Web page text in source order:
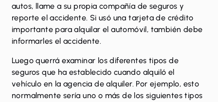
autos, llame a su propia compañía de seguros y
reporte el accidente. Si usó una tarjeta de crédito
importante para alquilar el automóvil, también debe
informarles el accidente.
Luego querrá examinar los diferentes tipos de
seguros que ha establecido cuando alquiló el
vehículo en la agencia de alquiler. Por ejemplo, esto
normalmente sería uno o más de los siguientes tipos